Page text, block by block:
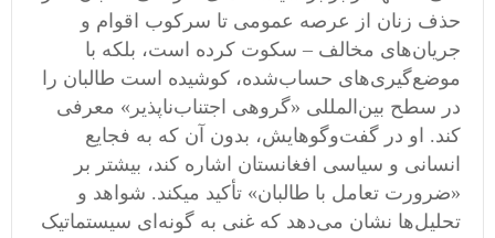
حذف زنان از عرصه عمومی تا سرکوب اقوام و
جریان‌های مخالف – سکوت کرده است، بلکه با
موضع‌گیری‌های حساب‌شده، کوشیده است طالبان را
در سطح بین‌المللی «گروهی اجتناب‌ناپذیر» معرفی
کند. او در گفت‌وگوهایش، بدون آن‌ که به فجایع
انسانی و سیاسی افغانستان اشاره کند، بیشتر بر
«ضرورت تعامل با طالبان» تأکید میکند. شواهد و
تحلیل‌ها نشان می‌دهد که غنی به گونه‌ای سیستماتیک